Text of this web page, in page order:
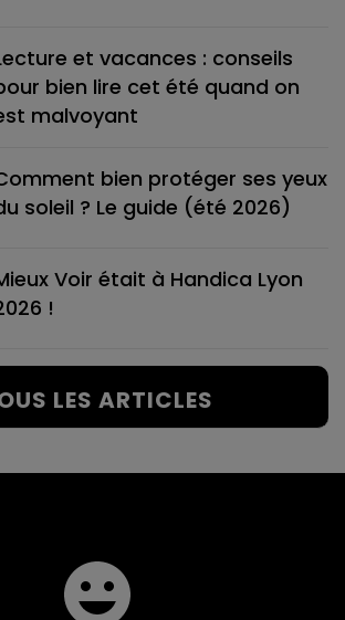
et vacances : conseils
bien lire cet été quand on
malvoyant
bien protéger ses yeux
soleil ? Le guide (été 2026)
Voir était à Handica Lyon
!
LES ARTICLES